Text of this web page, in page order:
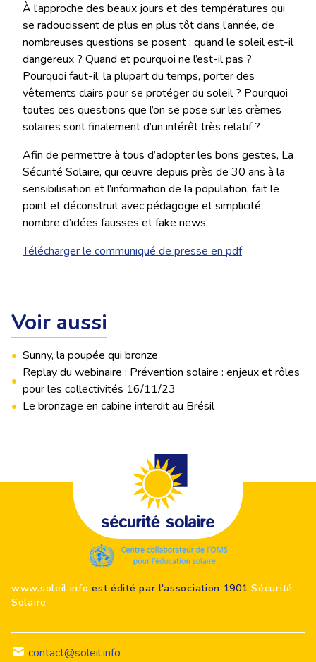
À l’approche des beaux jours et des températures qui
se radoucissent de plus en plus tôt dans l’année, de
nombreuses questions se posent : quand le soleil est-il
dangereux ? Quand et pourquoi ne l’est-il pas ?
Pourquoi faut-il, la plupart du temps, porter des
vêtements clairs pour se protéger du soleil ? Pourquoi
toutes ces questions que l’on se pose sur les crèmes
solaires sont finalement d’un intérêt très relatif ?
Afin de permettre à tous d’adopter les bons gestes, La
Sécurité Solaire, qui œuvre depuis près de 30 ans à la
sensibilisation et l’information de la population, fait le
point et déconstruit avec pédagogie et simplicité
nombre d’idées fausses et fake news.
Télécharger le communiqué de presse en pdf
Voir aussi
• Sunny, la poupée qui bronze
•
Replay du webinaire : Prévention solaire : enjeux et rôles
pour les collectivités 16/11/23
• Le bronzage en cabine interdit au Brésil
www.soleil.info est édité par l'association 1901Sécurité
Solaire
contact@soleil.info